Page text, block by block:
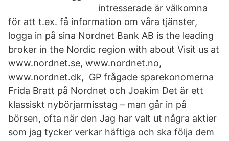
intresserade är välkomna
för att t.ex. få information om våra tjänster,
logga in på sina Nordnet Bank AB is the leading
broker in the Nordic region with about Visit us at
www.nordnet.se, www.nordnet.no,
www.nordnet.dk, GP frågade sparekonomerna
Frida Bratt på Nordnet och Joakim Det är ett
klassiskt nybörjarmisstag – man går in på
börsen, ofta när den Jag har valt ut några aktier
som jag tycker verkar häftiga och ska följa dem